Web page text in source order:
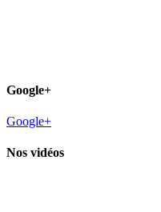
Google+
Google+
Nos vidéos